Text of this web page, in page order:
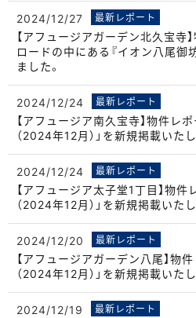
2024/12/27 最新レポート
【アフュージアガーデン北久宝寺
ロードの中にある『イオン八尾御
ました。
2024/12/24 最新レポート
【アフュージア南久宝寺】物件レ
（2024年12月）」を新規掲載いた
2024/12/24 最新レポート
【アフュージア太子堂1丁目】物件
（2024年12月）」を新規掲載いた
2024/12/20 最新レポート
【アフュージアガーデン八尾】物
（2024年12月）」を新規掲載いた
2024/12/19 最新レポート